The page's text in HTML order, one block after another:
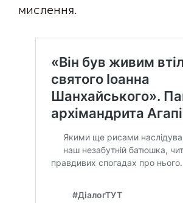
мислення.